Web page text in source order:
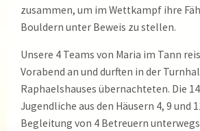
zusammen, um im Wettkampf ihre
Bouldern unter Beweis zu stellen.
Unsere 4 Teams von Maria im Tann
Vorabend an und durften in der
Raphaelshauses übernachteten. Die
Jugendliche aus den Häusern 4, 9 und
Begleitung von 4 Betreuern